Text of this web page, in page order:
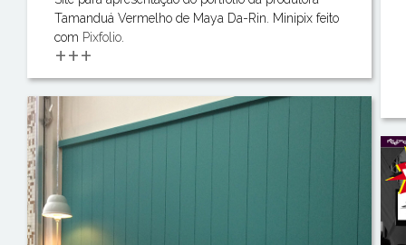
Tamanduá Vermelho de Maya Da-Rin. Minipix feito
com Pixfolio.
+++